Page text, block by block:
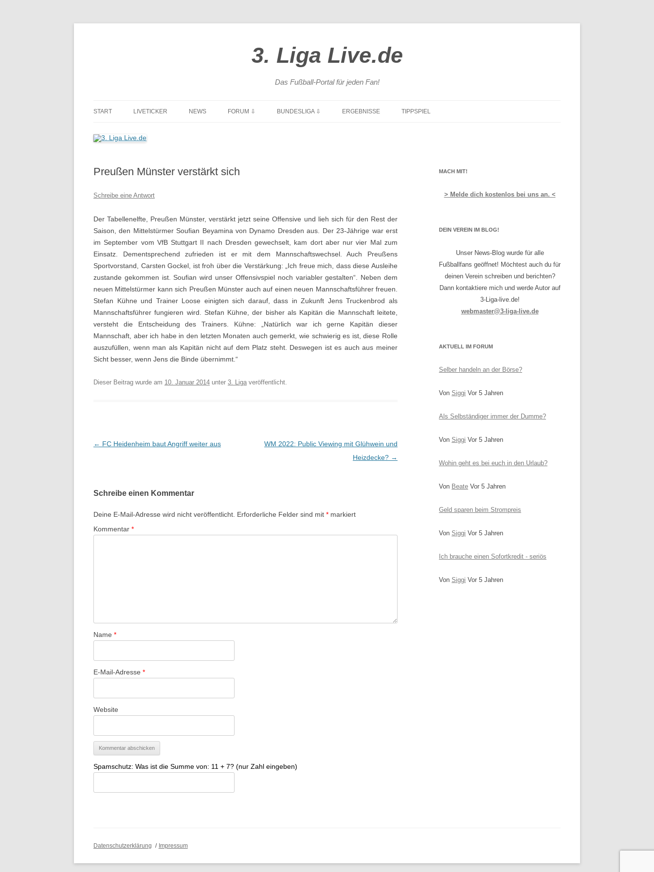
3. Liga Live.de
Das Fußball-Portal für jeden Fan!
Inhalt
START LIVETICKER NEWS FORUM ⇩ BUNDESLIGA ⇩ ERGEBNISSE TIPPSPIEL
Preußen Münster verstärkt sich
Schreibe eine Antwort
Der Tabellenelfte, Preußen Münster, verstärkt jetzt seine Offensive und lieh sich für den Rest der
Saison, den Mittelstürmer Soufian Beyamina von Dynamo Dresden aus. Der 23-Jährige war erst
im September vom VfB Stuttgart II nach Dresden gewechselt, kam dort aber nur vier Mal zum
Einsatz. Dementsprechend zufrieden ist er mit dem Mannschaftswechsel. Auch Preußens
Sportvorstand, Carsten Gockel, ist froh über die Verstärkung: „Ich freue mich, dass diese Ausleihe
zustande gekommen ist. Soufian wird unser Offensivspiel noch variabler gestalten“. Neben dem
neuen Mittelstürmer kann sich Preußen Münster auch auf einen neuen Mannschaftsführer freuen.
Stefan Kühne und Trainer Loose einigten sich darauf, dass in Zukunft Jens Truckenbrod als
Mannschaftsführer fungieren wird. Stefan Kühne, der bisher als Kapitän die Mannschaft leitete,
versteht die Entscheidung des Trainers. Kühne: „Natürlich war ich gerne Kapitän dieser
Mannschaft, aber ich habe in den letzten Monaten auch gemerkt, wie schwierig es ist, diese Rolle
auszufüllen, wenn man als Kapitän nicht auf dem Platz steht. Deswegen ist es auch aus meiner
Sicht besser, wenn Jens die Binde übernimmt.“
Dieser Beitrag wurde am 10. Januar 2014 unter 3. Liga veröffentlicht.
Beitrags-
← FC Heidenheim baut Angriff weiter aus
WM 2022: Public Viewing mit Glühwein und
Heizdecke? →
Schreibe einen Kommentar
Deine E-Mail-Adresse wird nicht veröffentlicht. Erforderliche Felder sind mit * markiert
Kommentar *
Name *
E-Mail-Adresse *
Website
Spamschutz: Was ist die Summe von: 11 + 7? (nur Zahl eingeben)
MACH MIT!
> Melde dich kostenlos bei uns an. <
DEIN VEREIN IM BLOG!
Unser News-Blog wurde für alle
Fußballfans geöffnet! Möchtest auch du für
deinen Verein schreiben und berichten?
Dann kontaktiere mich und werde Autor auf
3-Liga-live.de!
webmaster@3-liga-live.de
AKTUELL IM FORUM
Selber handeln an der Börse?
Von Siggi Vor 5 Jahren
Als Selbständiger immer der Dumme?
Von Siggi Vor 5 Jahren
Wohin geht es bei euch in den Urlaub?
Von Beate Vor 5 Jahren
Geld sparen beim Strompreis
Von Siggi Vor 5 Jahren
Ich brauche einen Sofortkredit - seriös
Von Siggi Vor 5 Jahren
Datenschutzerklärung Impressum